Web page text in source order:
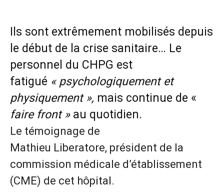
Ils sont extrêmement mobilisés depuis
le début de la crise sanitaire… Le
personnel du CHPG est
fatigué « psychologiquement et
physiquement », mais continue de «
faire front » au quotidien.
Le témoignage de
Mathieu Liberatore, président de la
commission médicale d’établissement
(CME) de cet hôpital.